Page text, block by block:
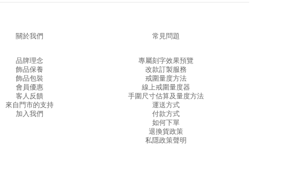
關於我們
品牌理念
飾品保養
飾品包裝
會員優惠
客人反饋
來自門市的支持
加入我們
常見問題
專屬刻字效果預覽
改款訂製服務
戒圍量度方法
線上戒圍量度器
手圍尺寸估算及量度方法
運送方式
付款方式
如何下單
退換貨政策
私隱政策聲明